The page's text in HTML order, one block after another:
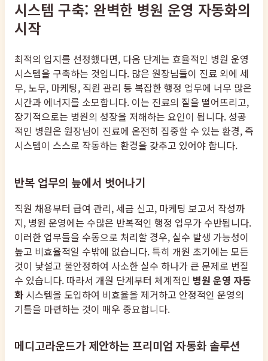
시스템 구축: 완벽한 병원 운영 자동화의
시작
최적의 입지를 선정했다면, 다음 단계는 효율적인 병원 운영
시스템을 구축하는 것입니다. 많은 원장님들이 진료 외에 세
무, 노무, 마케팅, 직원 관리 등 복잡한 행정 업무에 너무 많은
시간과 에너지를 소모합니다. 이는 진료의 질을 떨어뜨리고,
장기적으로는 병원의 성장을 저해하는 요인이 됩니다. 성공
적인 병원은 원장님이 진료에 온전히 집중할 수 있는 환경, 즉
시스템이 스스로 작동하는 환경을 갖추고 있어야 합니다.
반복 업무의 늪에서 벗어나기
직원 채용부터 급여 관리, 세금 신고, 마케팅 보고서 작성까
지, 병원 운영에는 수많은 반복적인 행정 업무가 수반됩니다.
이러한 업무들을 수동으로 처리할 경우, 실수 발생 가능성이
높고 비효율적일 수밖에 없습니다. 특히 개원 초기에는 모든
것이 낯설고 불안정하여 사소한 실수 하나가 큰 문제로 번질
수 있습니다. 따라서 개원 단계부터 체계적인 병원 운영 자동
화 시스템을 도입하여 비효율을 제거하고 안정적인 운영의
기틀을 마련하는 것이 매우 중요합니다.
메디고라운드가 제안하는 프리미엄 자동화 솔루션